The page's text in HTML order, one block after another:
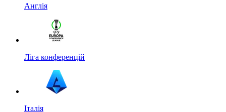
Англія
Ліга конференцій
Італія